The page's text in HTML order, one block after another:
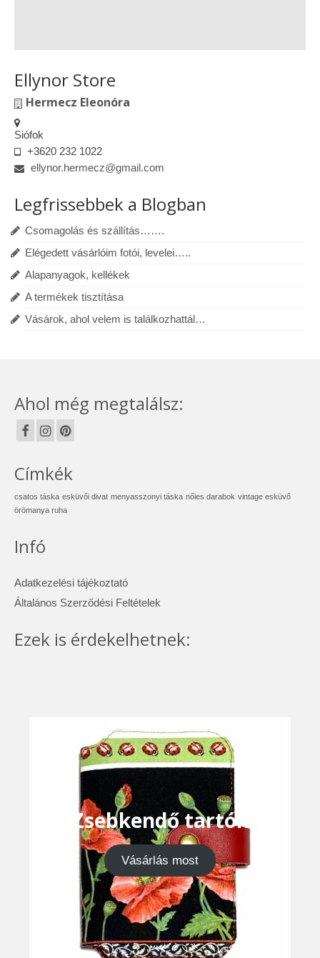
Ellynor Store
Hermecz Eleonóra
Siófok
+3620 232 1022
ellynor.hermecz@gmail.com
Legfrissebbek a Blogban
Csomagolás és szállítás…….
Elégedett vásárlóim fotói, levelei…..
Alapanyagok, kellékek
A termékek tisztítása
Vásárok, ahol velem is találkozhattál…
Ahol még megtalálsz:
Címkék
csatos táska esküvői divat menyasszonyi táska nőies darabok vintage esküvő
örömanya ruha
Infó
Adatkezelési tájékoztató
Általános Szerződési Feltételek
Ezek is érdekelhetnek:
Zsebkendő tartók
Vásárlás most